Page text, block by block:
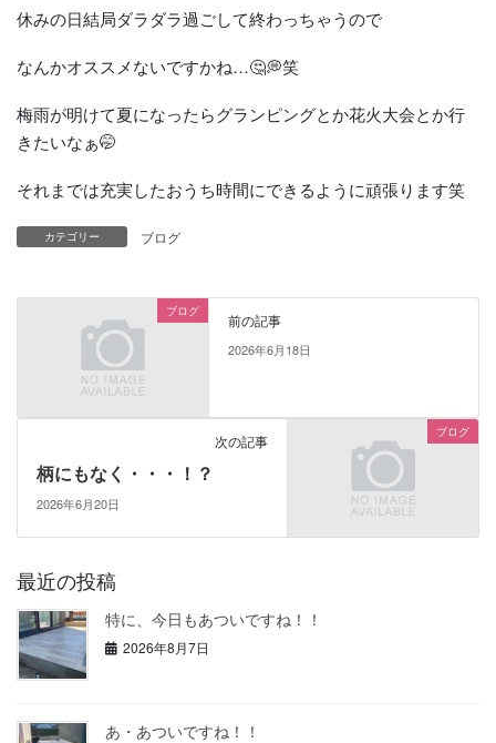
休みの日結局ダラダラ過ごして終わっちゃうので
なんかオススメないですかね…🤔💭笑
梅雨が明けて夏になったらグランピングとか花火大会とか行
きたいなぁ🤭
それまでは充実したおうち時間にできるように頑張ります笑
カテゴリー ブログ
ブログ 前の記事
2026年6月18日
ブログ
次の記事
柄にもなく・・・！？
2026年6月20日
最近の投稿
特に、今日もあついですね！！
2026年8月7日
あ・あついですね！！